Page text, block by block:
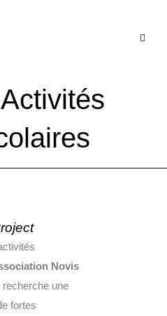
Novis
recherche une
fortes